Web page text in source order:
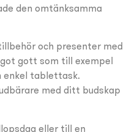
den omtänksamma
och presenter med
gott som till exempel
enkel tablettask.
med ditt budskap
eller till en